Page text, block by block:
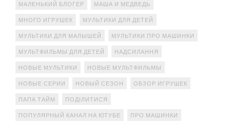
МАЛЕНЬКИЙ БЛОГЕР МАША И МЕДВЕДЬ
МНОГО ИГРУШЕК МУЛЬТИКИ ДЛЯ ДЕТЕЙ
МУЛЬТИКИ ДЛЯ МАЛЫШЕЙ МУЛЬТИКИ ПРО МАШИНКИ
МУЛЬТФИЛЬМЫ ДЛЯ ДЕТЕЙ НАДСИЛАННЯ
НОВЫЕ МУЛЬТИКИ НОВЫЕ МУЛЬТФИЛЬМЫ
НОВЫЕ СЕРИИ НОВЫЙ СЕЗОН ОБЗОР ИГРУШЕК
ПАПА ТАЙМ ПОДІЛИТИСЯ
ПОПУЛЯРНЫЙ КАНАЛ НА ЮТУБЕ ПРО МАШИНКИ